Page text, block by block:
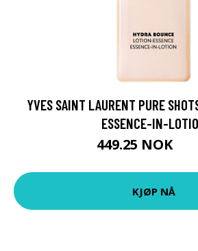
YVES SAINT LAURENT PURE
ESSENCE-IN-
449.25 NOK
KJØP NÅ